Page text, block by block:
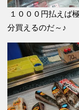
１０００円払えば
分買えるのだ～♪